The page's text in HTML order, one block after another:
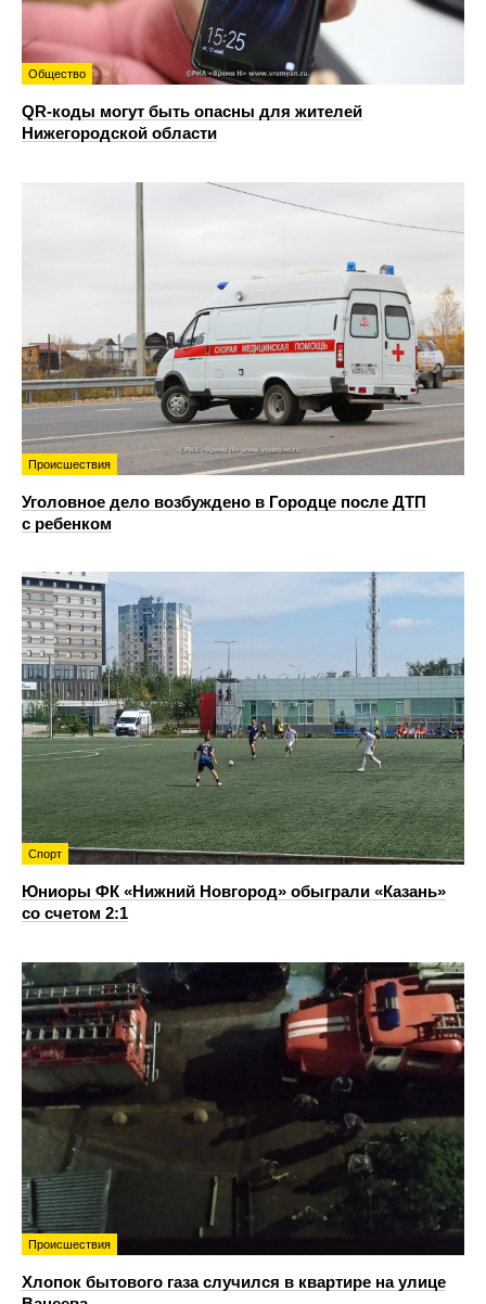
Общество
QR-коды могут быть опасны для жителей
Нижегородской области
Происшествия
Уголовное дело возбуждено в Городце после ДТП
с ребенком
Спорт
Юниоры ФК «Нижний Новгород» обыграли «Казань»
со счетом 2:1
Происшествия
Хлопок бытового газа случился в квартире на улице